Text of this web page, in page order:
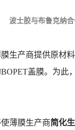
波士胶与布鲁克纳
生产商提供原材
盖膜。为此
薄膜生产商简化